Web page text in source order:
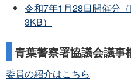
令和7年1月28日開催分
3KB）
青葉警察署協議会議事
委員の紹介はこちら